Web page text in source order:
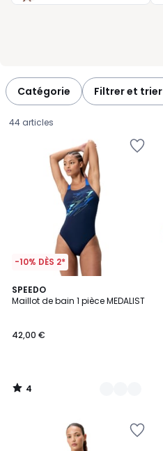
Catégorie Filtrer et trier
44 articles
-10% DÈS 2*
SPEEDO
Maillot de bain 1 pièce MEDALIST
€.
42,00 €
4
/
3
Couleurs
4
/